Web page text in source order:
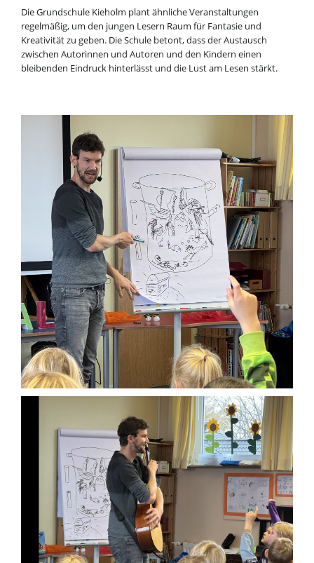
Die Grundschule Kieholm plant ähnliche Veranstaltungen
regelmäßig, um den jungen Lesern Raum für Fantasie und
Kreativität zu geben. Die Schule betont, dass der Austausch
zwischen Autorinnen und Autoren und den Kindern einen
bleibenden Eindruck hinterlässt und die Lust am Lesen stärkt.